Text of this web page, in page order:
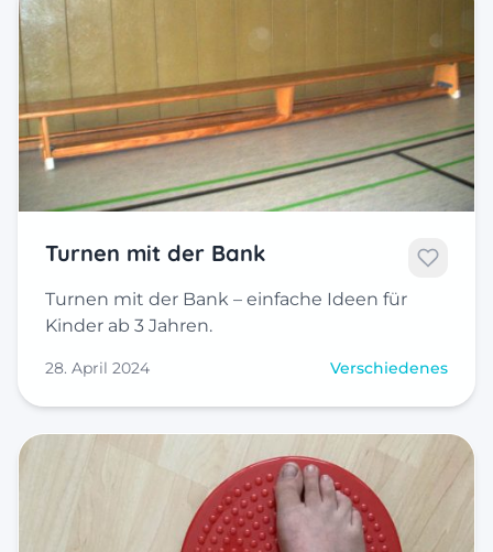
Turnen mit der Bank
Turnen mit der Bank – einfache Ideen für
Kinder ab 3 Jahren.
28. April 2024 Verschiedenes